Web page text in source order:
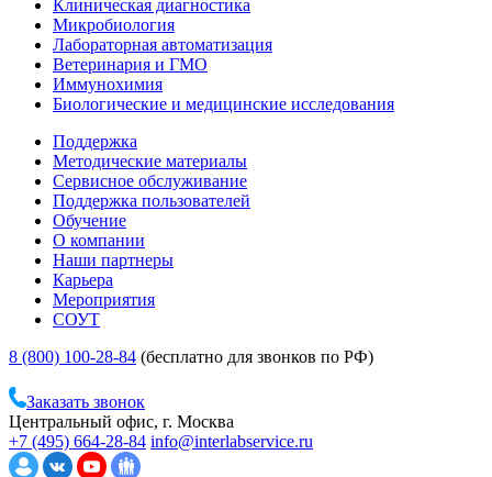
Клиническая диагностика
Микробиология
Лабораторная автоматизация
Ветеринария и ГМО
Иммунохимия
Биологические и медицинские исследования
Поддержка
Методические материалы
Сервисное обслуживание
Поддержка пользователей
Обучение
О компании
Наши партнеры
Карьера
Мероприятия
СОУТ
8 (800) 100-28-84 (бесплатно для звонков по РФ)
Заказать звонок
Центральный офис, г. Москва
+7 (495) 664-28-84 info@interlabservice.ru